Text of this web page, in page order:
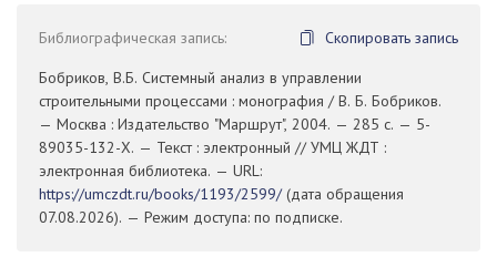
Библиографическая запись:
Скопировать запись
Бобриков, В.Б. Системный анализ в управлении
строительными процессами : монография / В. Б. Бобриков.
— Москва : Издательство "Маршрут", 2004. — 285 с. — 5-
89035-132-Х. — Текст : электронный // УМЦ ЖДТ :
электронная библиотека. — URL:
https://umczdt.ru/books/1193/2599/(дата обращения
07.08.2026). — Режим доступа: по подписке.